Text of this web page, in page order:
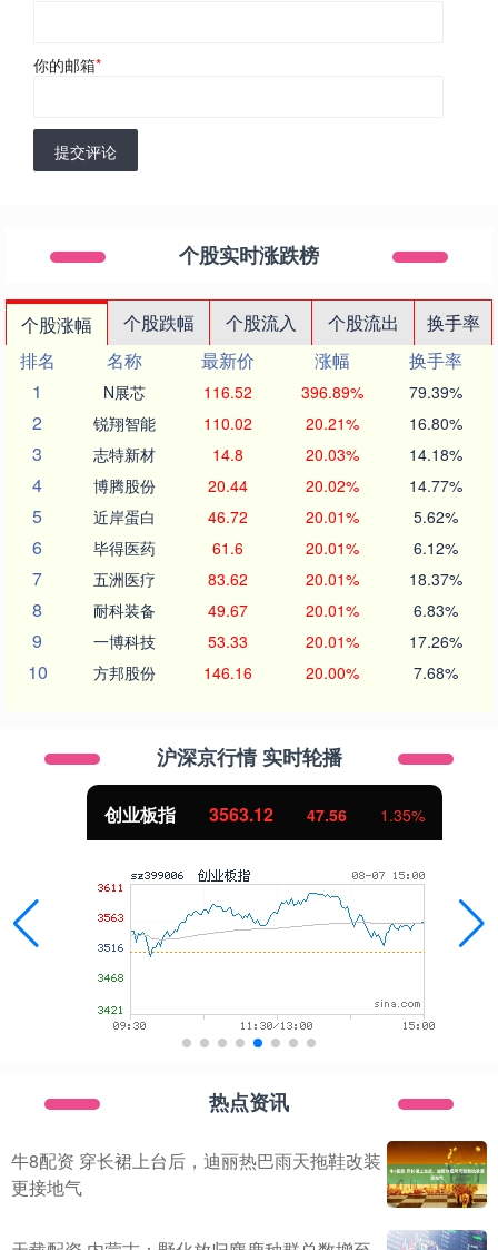
你的邮箱*
提交评论
个股实时涨跌榜
个股涨幅 个股跌幅 个股流入 个股流出
换手率
排名
名称 最新价 涨幅
换手率
1
N展芯 116.52 396.89% 79.39%
2 锐翔智能 110.02 20.21% 16.80%
3 志特新材 14.8 20.03% 14.18%
4 博腾股份 20.44 20.02% 14.77%
5 近岸蛋白 46.72 20.01% 5.62%
6 毕得医药 61.6 20.01% 6.12%
7 五洲医疗 83.62 20.01% 18.37%
8 耐科装备 49.67 20.01% 6.83%
9 一博科技 53.33 20.01% 17.26%
10 方邦股份 146.16 20.00% 7.68%
沪深京行情 实时轮播
创业板指 3563.12 47.56 1.35%
热点资讯
牛8配资 穿长裙上台后，迪丽热巴雨天拖鞋改装
更接地气